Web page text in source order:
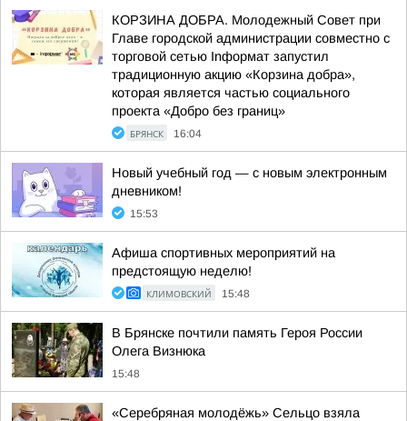
КОРЗИНА ДОБРА. Молодежный Совет при
Главе городской администрации совместно с
торговой сетью Inформат запустил
традиционную акцию «Корзина добра»,
которая является частью социального
проекта «Добро без границ»
БРЯНСК 16:04
Новый учебный год — с новым электронным
дневником!
15:53
Афиша спортивных мероприятий на
предстоящую неделю!
КЛИМОВСКИЙ 15:48
В Брянске почтили память Героя России
Олега Визнюка
15:48
«Серебряная молодёжь» Сельцо взяла